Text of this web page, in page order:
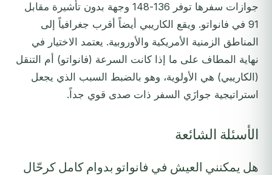
جوازات سفرها توفر 136-148 وجهة بدون تأشيرة مقابل
91 في فانواتو. ويقع الكاريبي أيضاً أقرب جغرافياً إلى
المناطق الزمنية الأمريكية والأوروبية. يعتمد الاختيار في
نهاية المطاف على ما إذا كانت السرعة (فانواتو) أم التنقل
(الكاريبي) هي الأولوية، وهو بالضبط السبب الذي يجعل
استراتيجية جوازَي السفر ذات صدى قوي جداً.
الأسئلة الشائعة
هل يمكنني العيش في فانواتو بدوام كامل كرحّال